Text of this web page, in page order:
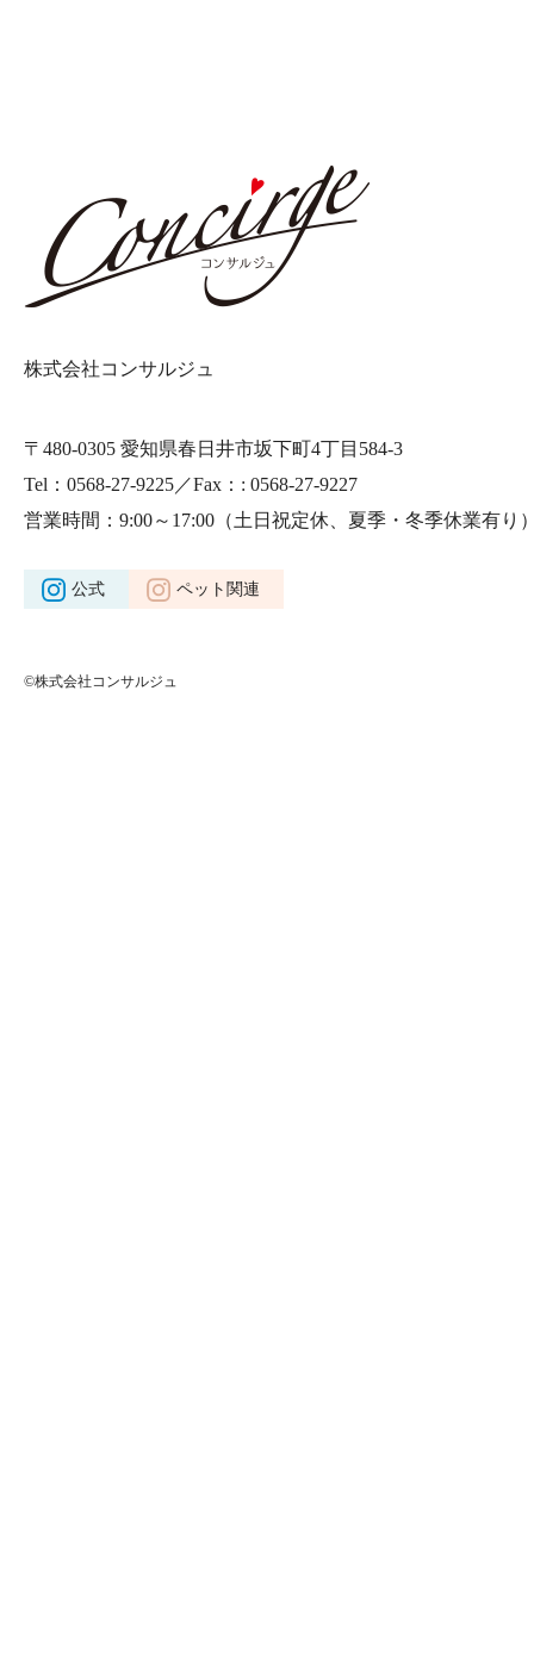
株式会社コンサルジュ
〒480-0305 愛知県春日井市坂下町4丁目584-3
Tel：0568-27-9225／Fax：: 0568-27-9227
営業時間：9:00～17:00 （土日祝定休、夏季・冬季休業有り
公式 ペット関連
©株式会社コンサルジュ